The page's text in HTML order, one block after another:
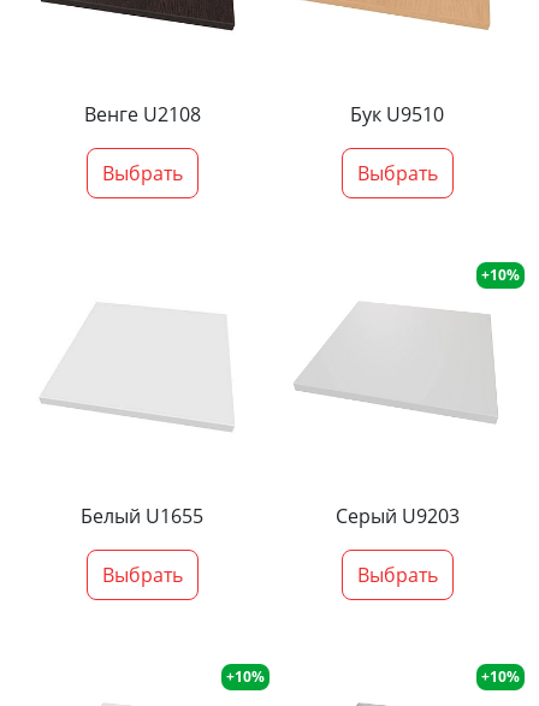
Венге U2108
Выбрать
Бук U9510
Выбрать
Белый U1655
Выбрать
+10%
Серый U9203
Выбрать
+10% +10%